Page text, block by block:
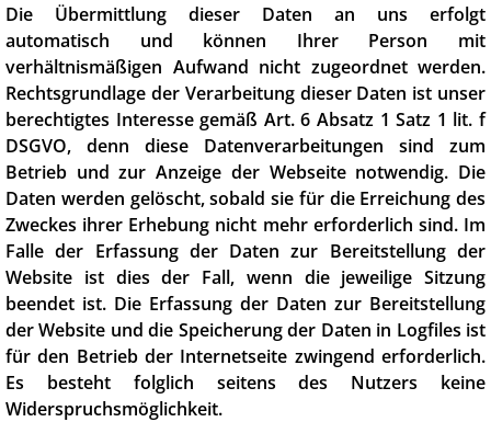
Die Übermittlung dieser Daten an uns erfolgt
automatisch und können Ihrer Person mit
verhältnismäßigen Aufwand nicht zugeordnet werden.
Rechtsgrundlage der Verarbeitung dieser Daten ist unser
berechtigtes Interesse gemäß Art. 6 Absatz 1 Satz 1 lit. f
DSGVO, denn diese Datenverarbeitungen sind zum
Betrieb und zur Anzeige der Webseite notwendig. Die
Daten werden gelöscht, sobald sie für die Erreichung des
Zweckes ihrer Erhebung nicht mehr erforderlich sind. Im
Falle der Erfassung der Daten zur Bereitstellung der
Website ist dies der Fall, wenn die jeweilige Sitzung
beendet ist. Die Erfassung der Daten zur Bereitstellung
der Website und die Speicherung der Daten in Logfiles ist
für den Betrieb der Internetseite zwingend erforderlich.
Es besteht folglich seitens des Nutzers keine
Widerspruchsmöglichkeit.